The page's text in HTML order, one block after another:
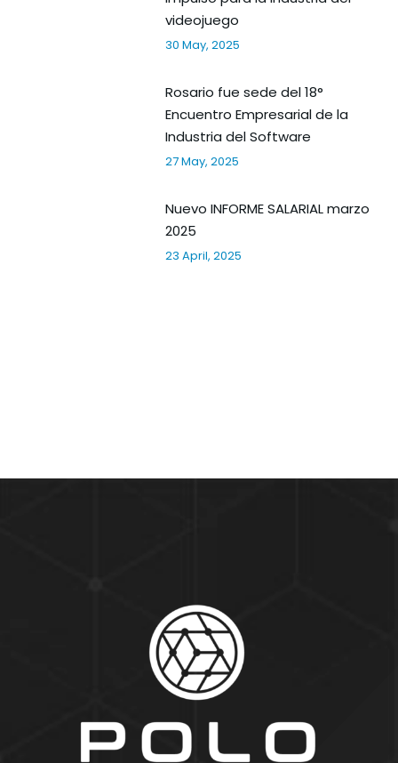
videojuego
30 May, 2025
Rosario fue sede del 18°
Encuentro Empresarial de la
Industria del Software
27 May, 2025
Nuevo INFORME SALARIAL marzo
2025
23 April, 2025